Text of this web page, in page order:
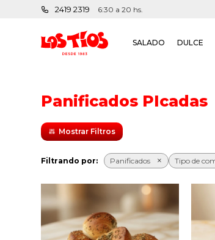
SALADO DULCE
2419 2319 6:30 a 20 hs.
Panificados PIcadas
Filtrando por: Panificados Tipo de